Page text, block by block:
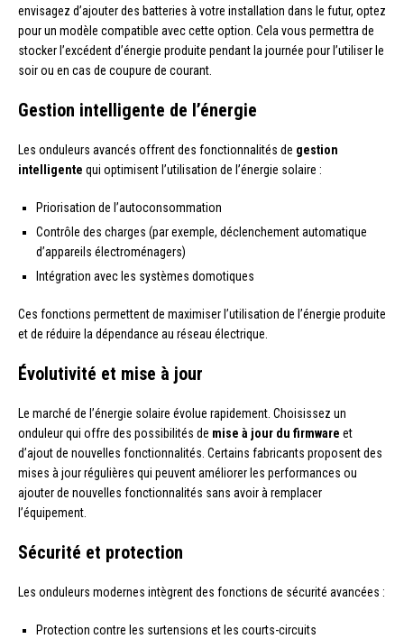
envisagez d’ajouter des batteries à votre installation dans le futur, optez
pour un modèle compatible avec cette option. Cela vous permettra de
stocker l’excédent d’énergie produite pendant la journée pour l’utiliser le
soir ou en cas de coupure de courant.
Gestion intelligente de l’énergie
Les onduleurs avancés offrent des fonctionnalités de gestion
intelligente qui optimisent l’utilisation de l’énergie solaire :
Priorisation de l’autoconsommation
Contrôle des charges (par exemple, déclenchement automatique
d’appareils électroménagers)
Intégration avec les systèmes domotiques
Ces fonctions permettent de maximiser l’utilisation de l’énergie produite
et de réduire la dépendance au réseau électrique.
Évolutivité et mise à jour
Le marché de l’énergie solaire évolue rapidement. Choisissez un
onduleur qui offre des possibilités de mise à jour du firmware et
d’ajout de nouvelles fonctionnalités. Certains fabricants proposent des
mises à jour régulières qui peuvent améliorer les performances ou
ajouter de nouvelles fonctionnalités sans avoir à remplacer
l’équipement.
Sécurité et protection
Les onduleurs modernes intègrent des fonctions de sécurité avancées :
Protection contre les surtensions et les courts-circuits